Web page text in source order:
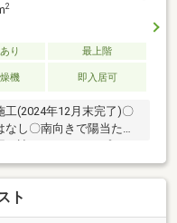
2
り
最上階
機 即入居可
工(2024年12月末完了)〇
し〇南向きで陽当たり
〇Panasonicの床材・建
件より上質な室内。〇駐
ンターが設置されてお
の荷物の受取り 日用
ト